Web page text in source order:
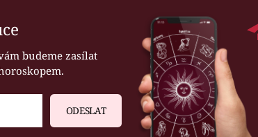
budeme zasílat
ODESLAT